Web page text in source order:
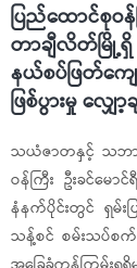
ပြည်ထောင်စုဝန်
တာချီလိတ်မြို့ရှိ
နယ်စပ်ဖြတ်ကျေ
ဖြစ်ပွားမှု လျှော့
သယံဇာတနှင့် သဘာဝ
ဝန်ကြီး ဦးခင်မေ
နံနက်ပိုင်းတွင် ရှမ်
သန့်စင် စမ်းသပ်စ